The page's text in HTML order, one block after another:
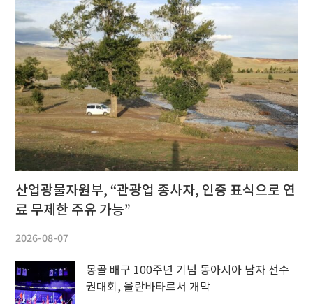
산업광물자원부, “관광업 종사자, 인증 표식으로 연
료 무제한 주유 가능”
2026-08-07
몽골 배구 100주년 기념 동아시아 남자 선수
권대회, 울란바타르서 개막